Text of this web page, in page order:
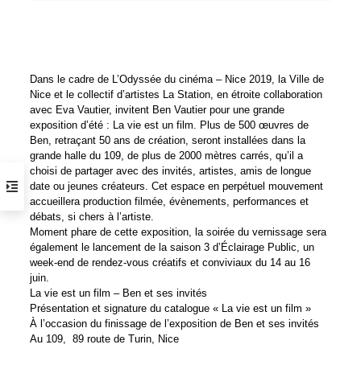
Dans le cadre de L’Odyssée du cinéma – Nice 2019, la Ville de
Nice et le collectif d’artistes La Station, en étroite collaboration
avec Eva Vautier, invitent Ben Vautier pour une grande
exposition d’été : La vie est un film. Plus de 500 œuvres de
Ben, retraçant 50 ans de création, seront installées dans la
grande halle du 109, de plus de 2000 mètres carrés, qu’il a
choisi de partager avec des invités, artistes, amis de longue
date ou jeunes créateurs. Cet espace en perpétuel mouvement
accueillera production filmée, évènements, performances et
débats, si chers à l’artiste.
Moment phare de cette exposition, la soirée du vernissage sera
également le lancement de la saison 3 d’Éclairage Public, un
week-end de rendez-vous créatifs et conviviaux du 14 au 16
juin.
La vie est un film – Ben et ses invités
Présentation et signature du catalogue « La vie est un film »
À l’occasion du finissage de l’exposition de Ben et ses invités
Au 109, 89 route de Turin, Nice